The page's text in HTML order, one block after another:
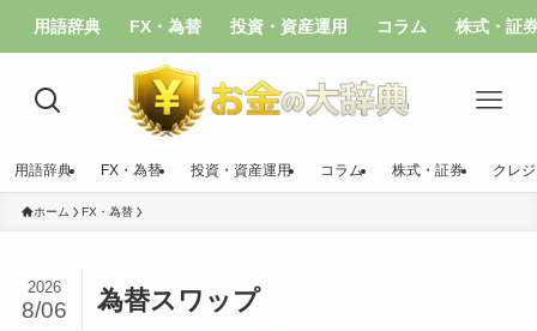
用語辞典 FX・為替 投資・資産運用 コラム 株式・証
用語辞典 FX・為替 投資・資産運用 コラム 株式・証券 クレ
ホーム FX・為替
為替スワップ
2026
8/06